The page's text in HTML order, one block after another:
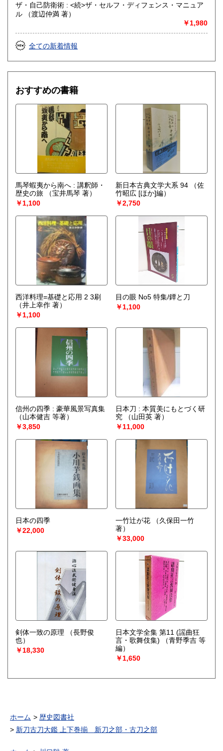
ザ・自己防衛術 : <続>ザ・セルフ・ディフェンス・マニュア
ル （渡辺仲満 著）
￥1,980
全ての新着情報
おすすめの書籍
馬琴蝦夷から南へ : 講釈師・
歴史の旅
（宝井馬琴 著）
￥1,100
新日本古典文学大系 94
（佐
竹昭広 [ほか]編）
￥2,750
西洋料理=基礎と応用 2 3刷
（井上幸作 著）
￥1,100
目の眼 No5 特集/鐔と刀
￥1,100
信州の四季 : 豪華風景写真集
（山本健吉 等著）
￥3,850
日本刀 : 本質美にもとづく研
究
（山田英 著）
￥11,000
日本の四季
￥22,000
一竹辻が花
（久保田一竹
著）
￥33,000
剣体一致の原理
（長野俊
也）
￥18,330
日本文学全集 第11 (謡曲狂
言・歌舞伎集)
（青野季吉 等
編）
￥1,650
ホーム
歴史図書社
新刀古刀大鑑 上下巻揃 新刀之部・古刀之部